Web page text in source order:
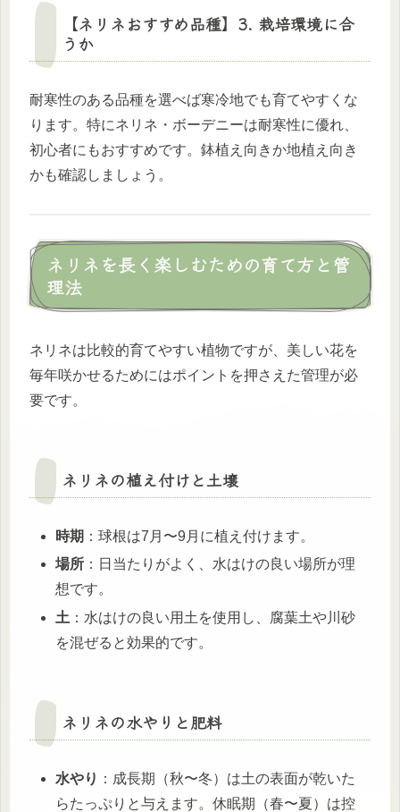
【ネリネおすすめ品種】3. 栽培環境に合
うか
耐寒性のある品種を選べば寒冷地でも育てやすくな
ります。特にネリネ・ボーデニーは耐寒性に優れ、
初心者にもおすすめです。鉢植え向きか地植え向き
かも確認しましょう。
ネリネを長く楽しむための育て方と管
理法
ネリネは比較的育てやすい植物ですが、美しい花を
毎年咲かせるためにはポイントを押さえた管理が必
要です。
ネリネの植え付けと土壌
時期 ：球根は7月〜9月に植え付けます。
場所 ：日当たりがよく、水はけの良い場所が理
想です。
土 ：水はけの良い用土を使用し、腐葉土や川砂
を混ぜると効果的です。
ネリネの水やりと肥料
水やり ：成長期（秋〜冬）は土の表面が乾いた
らたっぷりと与えます。休眠期（春〜夏）は控